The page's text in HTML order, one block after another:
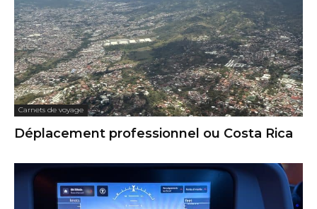
Carnets de voyage
Déplacement professionnel ou Costa Rica